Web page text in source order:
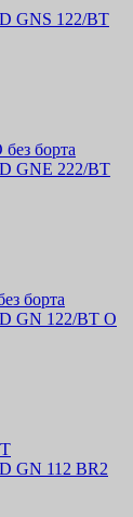
GNS 122/BT
GNE 222/BT
GN 122/BT O
GN 112 BR2